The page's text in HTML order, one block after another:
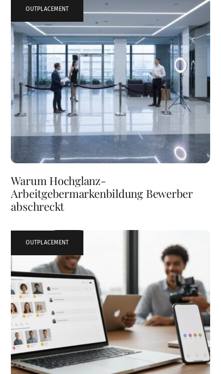
OUTPLACEMENT
Warum Hochglanz-
Arbeitgebermarkenbildung Bewerber
abschreckt
OUTPLACEMENT